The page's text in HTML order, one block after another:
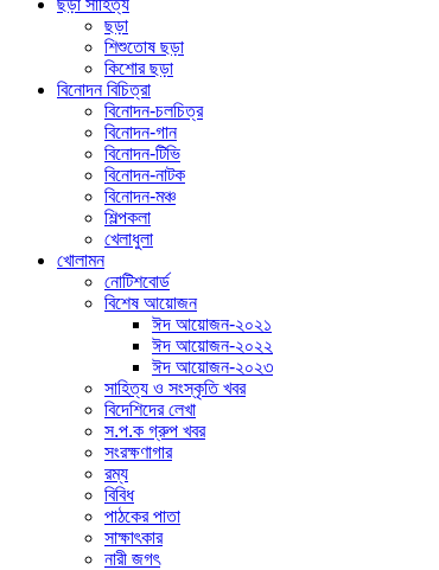
ছড়া সাহিত্য
ছড়া
শিশুতোষ ছড়া
কিশোর ছড়া
বিনোদন বিচিত্রা
বিনোদন-চলচিত্র
বিনোদন-গান
বিনোদন-টিভি
বিনোদন-নাটক
বিনোদন-মঞ্চ
শিল্পকলা
খেলাধুলা
খোলামন
নোটিশবোর্ড
বিশেষ আয়োজন
ঈদ আয়োজন-২০২১
ঈদ আয়োজন-২০২২
ঈদ আয়োজন-২০২৩
সাহিত্য ও সংস্কৃতি খবর
বিদেশিদের লেখা
স.প.ক গ্রুপ খবর
সংরক্ষণাগার
রম্য
বিবিধ
পাঠকের পাতা
সাক্ষাৎকার
নারী জগৎ